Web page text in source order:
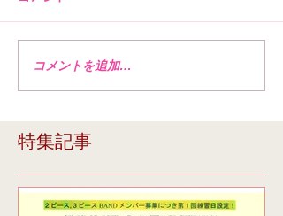
コメントを追加…
特集記事